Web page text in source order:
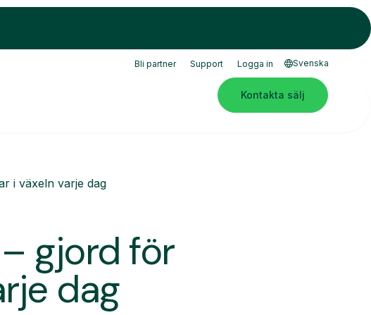
Bli partner Support Logga in Svenska
Kontakta sälj
i växeln varje dag
gjord för
dag